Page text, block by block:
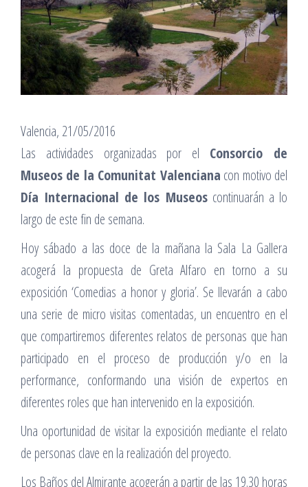
Valencia, 21/05/2016
Las actividades organizadas por el Consorcio de
Museos de la Comunitat Valenciana con motivo del
Día Internacional de los Museoscontinuarán a lo
largo de este fin de semana.
Hoy sábado a las doce de la mañana la Sala La Gallera
acogerá la propuesta de Greta Alfaro en torno a su
exposición ‘Comedias a honor y gloria’. Se llevarán a cabo
una serie de micro visitas comentadas, un encuentro en el
que compartiremos diferentes relatos de personas que han
participado en el proceso de producción y/o en la
performance, conformando una visión de expertos en
diferentes roles que han intervenido en la exposición.
Una oportunidad de visitar la exposición mediante el relato
de personas clave en la realización del proyecto.
Los Baños del Almirante acogerán a partir de las 19.30 horas